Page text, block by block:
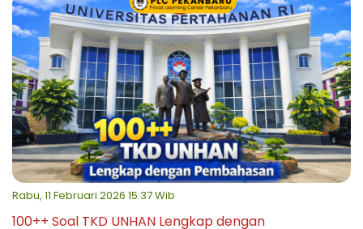
Rabu, 11 Februari 2026 15:37 Wib
100++ Soal TKD UNHAN Lengkap dengan